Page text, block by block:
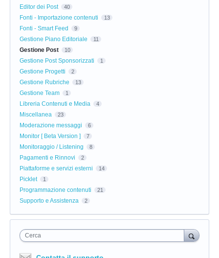
Editor dei Post 40
Fonti - Importazione contenuti 13
Fonti - Smart Feed 9
Gestione Piano Editoriale 11
Gestione Post 10
Gestione Post Sponsorizzati 1
Gestione Progetti 2
Gestione Rubriche 13
Gestione Team 1
Libreria Contenuti e Media 4
Miscellanea 23
Moderazione messaggi 6
Monitor [ Beta Version ] 7
Monitoraggio / Listening 8
Pagamenti e Rinnovi 2
Piattaforme e servizi esterni 14
Picklet 1
Programmazione contenuti 21
Supporto e Assistenza 2
Cerca